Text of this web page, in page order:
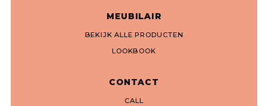
MEUBILAIR
BEKIJK ALLE PRODUCTEN
LOOKBOOK
CONTACT
CALL